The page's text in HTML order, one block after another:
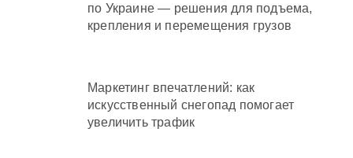
по Украине — решения для подъема,
крепления и перемещения грузов
Маркетинг впечатлений: как
искусственный снегопад помогает
увеличить трафик